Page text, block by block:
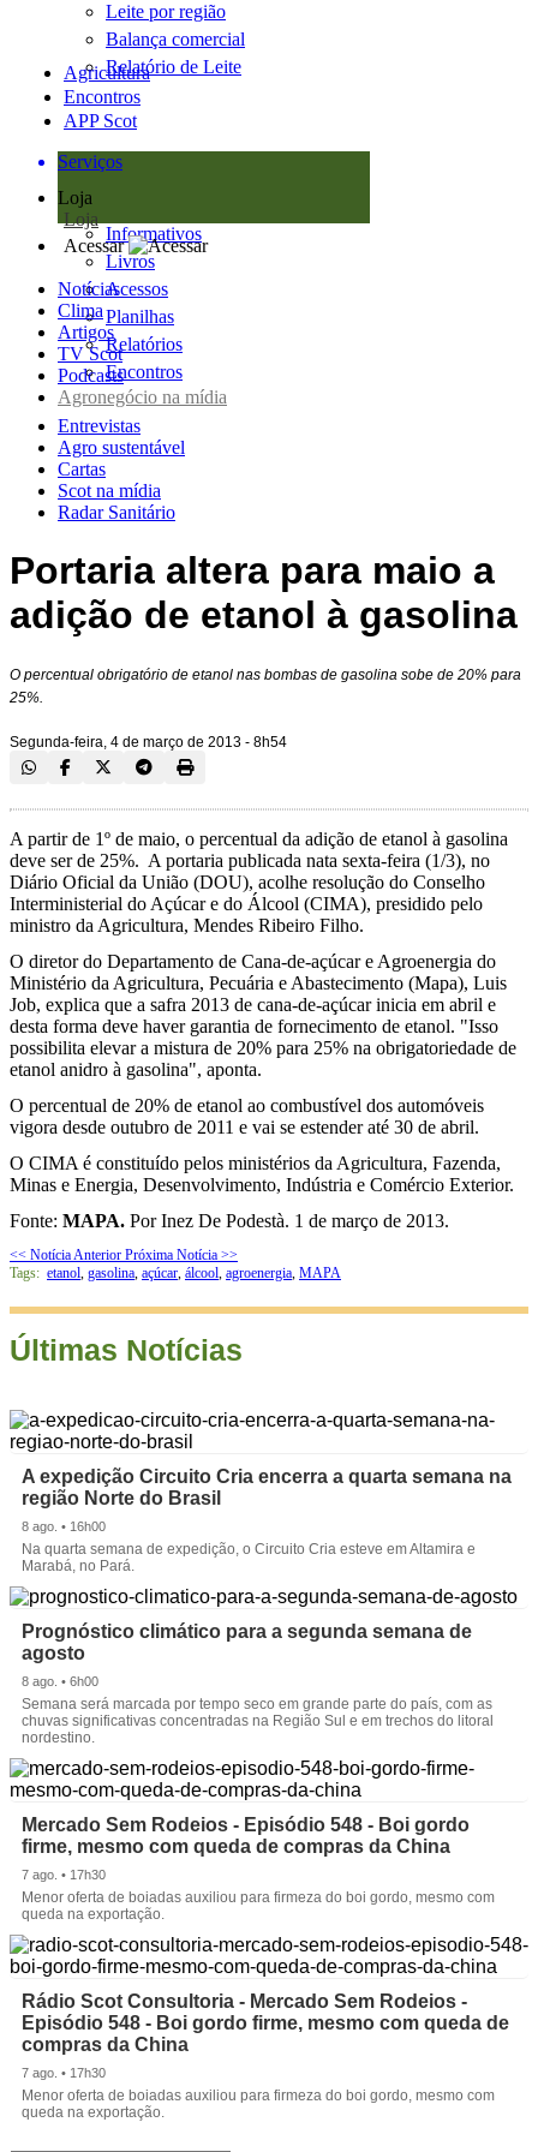
Leite por região
Balança comercial
Relatório de Leite
Agricultura
Encontros
APP Scot
Serviços
Loja
Loja
Informativos
Livros
Acessos
Planilhas
Relatórios
Encontros
Acessar
Notícias
Clima
Artigos
TV Scot
Podcasts
Agronegócio na mídia
Entrevistas
Agro sustentável
Cartas
Scot na mídia
Radar Sanitário
Portaria altera para maio a
adição de etanol à gasolina
O percentual obrigatório de etanol nas bombas de gasolina sobe de 20% para
25%.
Segunda-feira, 4 de março de 2013 - 8h54
A partir de 1º de maio, o percentual da adição de etanol à gasolina
deve ser de 25%. A portaria publicada nata sexta-feira (1/3), no
Diário Oficial da União (DOU), acolhe resolução do Conselho
Interministerial do Açúcar e do Álcool (CIMA), presidido pelo
ministro da Agricultura, Mendes Ribeiro Filho.
O diretor do Departamento de Cana-de-açúcar e Agroenergia do
Ministério da Agricultura, Pecuária e Abastecimento (Mapa), Luis
Job, explica que a safra 2013 de cana-de-açúcar inicia em abril e
desta forma deve haver garantia de fornecimento de etanol. "Isso
possibilita elevar a mistura de 20% para 25% na obrigatoriedade de
etanol anidro à gasolina", aponta.
O percentual de 20% de etanol ao combustível dos automóveis
vigora desde outubro de 2011 e vai se estender até 30 de abril.
O CIMA é constituído pelos ministérios da Agricultura, Fazenda,
Minas e Energia, Desenvolvimento, Indústria e Comércio Exterior.
Fonte: MAPA. Por Inez De Podestà. 1 de março de 2013.
<< Notícia Anterior Próxima Notícia >>
Tags: etanol, gasolina, açúcar, álcool, agroenergia, MAPA
Últimas Notícias
A expedição Circuito Cria encerra a quarta semana na
região Norte do Brasil
8 ago. • 16h00
Na quarta semana de expedição, o Circuito Cria esteve em Altamira e
Marabá, no Pará.
Prognóstico climático para a segunda semana de
agosto
8 ago. • 6h00
Semana será marcada por tempo seco em grande parte do país, com as
chuvas significativas concentradas na Região Sul e em trechos do litoral
nordestino.
Mercado Sem Rodeios - Episódio 548 - Boi gordo
firme, mesmo com queda de compras da China
7 ago. • 17h30
Menor oferta de boiadas auxiliou para firmeza do boi gordo, mesmo com
queda na exportação.
Rádio Scot Consultoria - Mercado Sem Rodeios -
Episódio 548 - Boi gordo firme, mesmo com queda de
compras da China
7 ago. • 17h30
Menor oferta de boiadas auxiliou para firmeza do boi gordo, mesmo com
queda na exportação.